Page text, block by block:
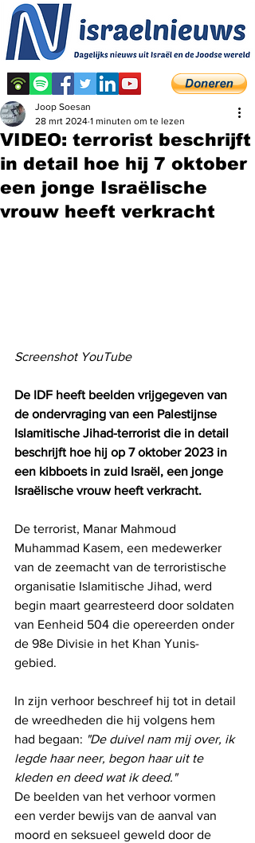
VIDEO: terrorist beschrijft
in detail hoe hij 7 oktober
een jonge Israëlische
vrouw heeft verkracht
Joop Soesan
28 mrt 2024 1 minuten om te lezen
Screenshot YouTube
De IDF heeft beelden vrijgegeven van
de ondervraging van een Palestijnse
Islamitische Jihad-terrorist die in detail
beschrijft hoe hij op 7 oktober 2023 in
een kibboets in zuid Israël, een jonge
Israëlische vrouw heeft verkracht.
De terrorist, Manar Mahmoud
Muhammad Kasem, een medewerker
van de zeemacht van de terroristische
organisatie Islamitische Jihad, werd
begin maart gearresteerd door soldaten
van Eenheid 504 die opereerden onder
de 98e Divisie in het Khan Yunis-
gebied.
In zijn verhoor beschreef hij tot in detail
de wreedheden die hij volgens hem
had begaan: "De duivel nam mij over, ik
legde haar neer, begon haar uit te
kleden en deed wat ik deed."
De beelden van het verhoor vormen
een verder bewijs van de aanval van
moord en seksueel geweld door de